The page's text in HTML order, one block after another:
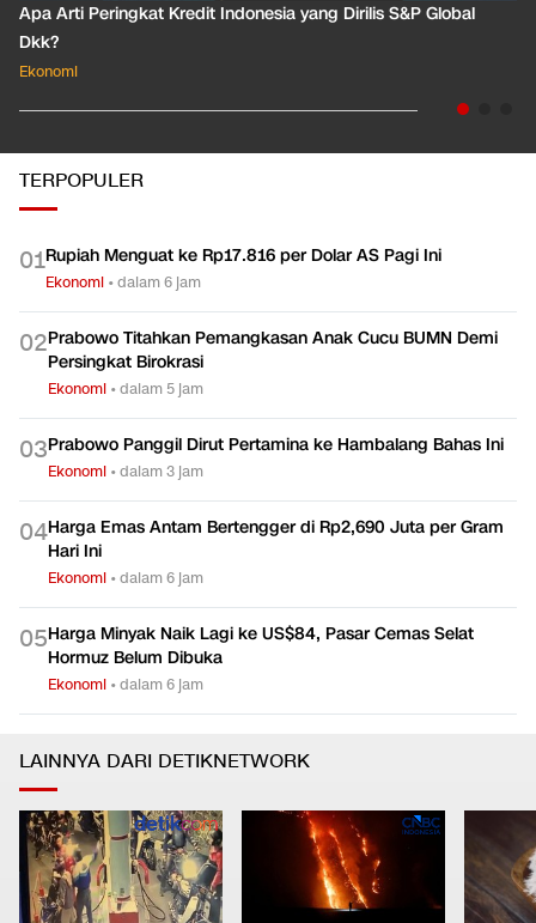
Apa Arti Peringkat Kredit Indonesia yang Dirilis S&P Global
Dkk?
Ekonomi
TERPOPULER
01Rupiah Menguat ke Rp17.816 per Dolar AS Pagi Ini
Ekonomi •dalam 6 jam
02Prabowo Titahkan Pemangkasan Anak Cucu BUMN Demi
Persingkat Birokrasi
Ekonomi •dalam 5 jam
03Prabowo Panggil Dirut Pertamina ke Hambalang Bahas Ini
Ekonomi •dalam 3 jam
04Harga Emas Antam Bertengger di Rp2,690 Juta per Gram
Hari Ini
Ekonomi •dalam 6 jam
05Harga Minyak Naik Lagi ke US$84, Pasar Cemas Selat
Hormuz Belum Dibuka
Ekonomi •dalam 6 jam
LAINNYA DARI DETIKNETWORK